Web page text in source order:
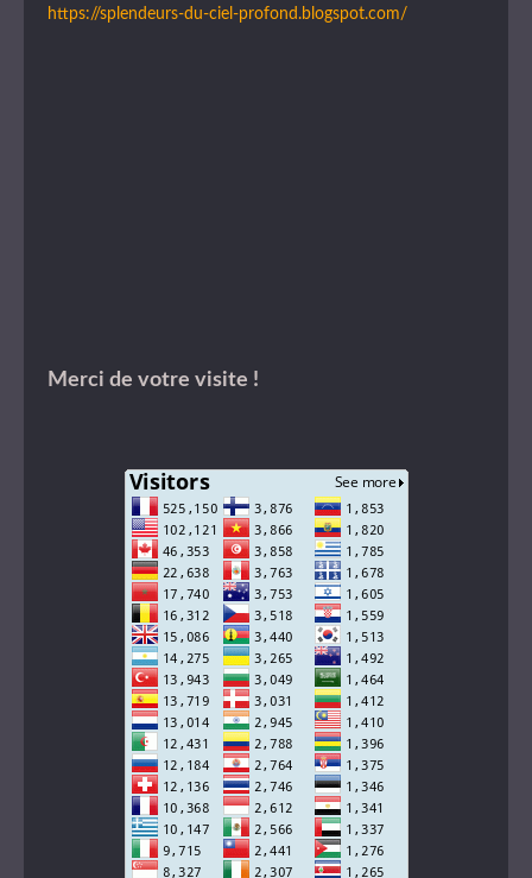
https://splendeurs-du-ciel-profond.blogspot.com/
Merci de votre visite !